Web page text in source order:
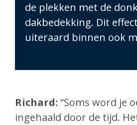
de plekken met de
dakbedekking. Dit
uiteraard binnen ook
Richard: “Soms word je
ingehaald door de tijd.